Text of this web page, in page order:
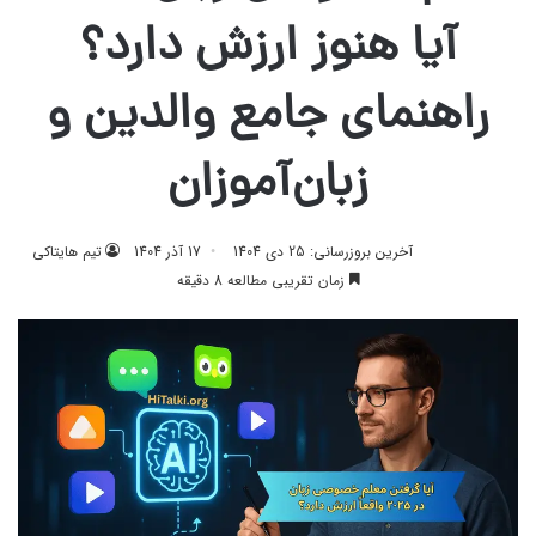
آیا هنوز ارزش دارد؟
راهنمای جامع والدین و
زبان‌آموزان
تیم هایتاکی 17 آذر 1404
آخرین بروزرسانی: 25 دی 1404
زمان تقریبی مطالعه 8 دقیقه